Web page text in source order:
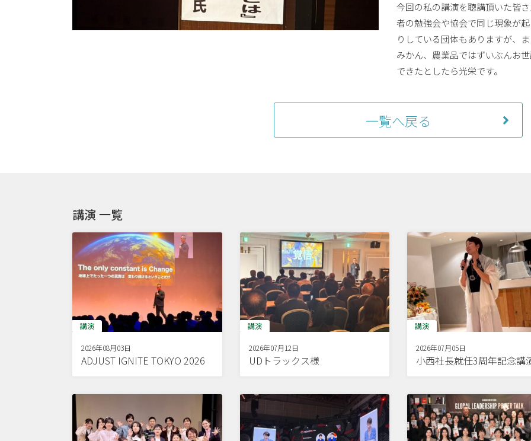
今回の私の講演を聴講頂いた皆
者の勉強会や協会で同じ現象が
りしている団体もありますが、
みかん、農業品ではずいぶんお
できたとしたら光栄です。
一覧へ戻る
講演 一覧
講演
2026年08月03日
ADJUST IGNITE TOKYO 2026
講演
2026年07月12日
UDトラックス様
講演
2026年07月05日
小西社長就任3周年記念講